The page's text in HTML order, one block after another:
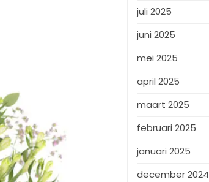
juli 2025
juni 2025
mei 2025
april 2025
maart 2025
februari 2025
januari 2025
december 2024